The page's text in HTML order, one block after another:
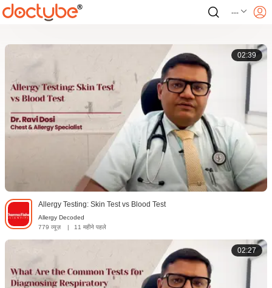
---
02:39
Allergy Testing: Skin Test vs Blood Test
Allergy Decoded
779 व्यूज़
| 11 महीने पहले
02:27